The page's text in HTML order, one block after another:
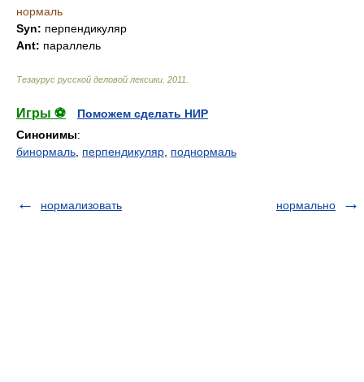
нормаль
Syn: перпендикуляр
Ant: параллель
Тезаурус русской деловой лексики 2011
Игры ⚽
Поможем сделать НИР
Синонимы:
бинормаль перпендикуляр поднормаль
нормализовать нормально